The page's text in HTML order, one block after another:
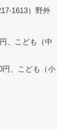
1613）野外
、こども（中
円、こども（小